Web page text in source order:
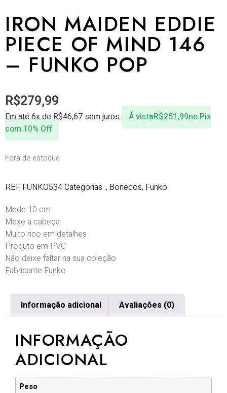
IRON MAIDEN EDDIE
PIECE OF MIND 146
– FUNKO POP
R$279,99
Em até 6x deR$46,67 sem juros À vistaR$251,99no Pix
com 10% Off
Fora de estoque
REF FUNKO534Categorias ., Bonecos, Funko
Mede 10 cm
Mexe a cabeça
Muito rico em detalhes
Produto em PVC
Não deixe faltar na sua coleção
Fabricante Funko
Informação adicional Avaliações (0)
INFORMAÇÃO
ADICIONAL
Peso